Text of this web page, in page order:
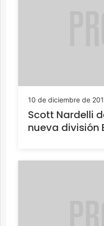
10 de diciembre de
Scott Nardelli
nueva división